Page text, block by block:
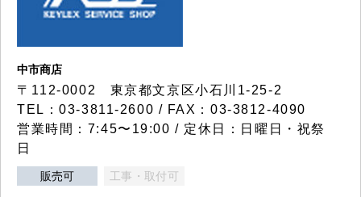
中市商店
〒112-0002 東京都文京区小石川1-25-2
TEL：03-3811-2600 / FAX：03-3812-4090
営業時間：7:45〜19:00 / 定休日：日曜日・祝祭
日
販売可 工事・取付可